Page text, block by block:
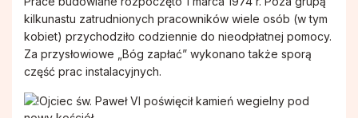
kilkunastu zatrudnionych pracowników wiele osób (w tym
kobiet) przychodziło codziennie do nieodpłatnej pomocy.
Za przysłowiowe „Bóg zapłać” wykonano także sporą
część prac instalacyjnych.